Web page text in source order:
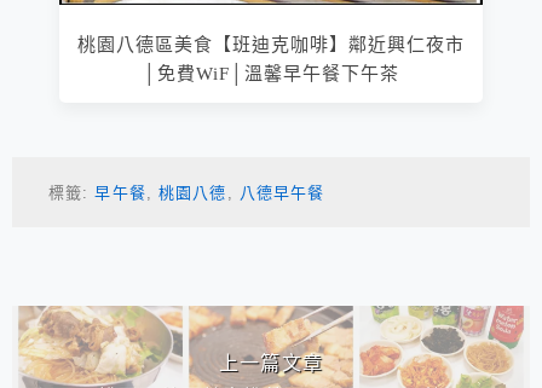
桃園八德區美食【班迪克咖啡】鄰近興仁夜市
│免費WiF│溫馨早午餐下午茶
標籤:早午餐,桃園八德 , 八德早午餐
相連文章
上一篇文章